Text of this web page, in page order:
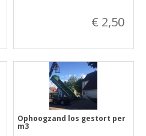
€ 2,50
Ophoogzand los gestort per
m3